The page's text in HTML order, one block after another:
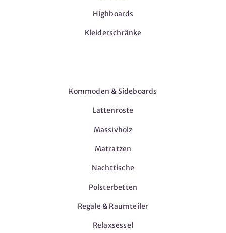
Highboards
Kleiderschränke
Kommoden & Sideboards
Lattenroste
Massivholz
Matratzen
Nachttische
Polsterbetten
Regale & Raumteiler
Relaxsessel